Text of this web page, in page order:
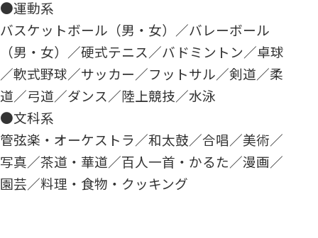
●運動系
バスケットボール（男・女）／バレーボール
（男・女）／硬式テニス／バドミントン／卓球
／軟式野球／サッカー／フットサル／剣道／柔
道／弓道／ダンス／陸上競技／水泳
●文科系
管弦楽・オーケストラ／和太鼓／合唱／美術／
写真／茶道・華道／百人一首・かるた／漫画／
園芸／料理・食物・クッキング